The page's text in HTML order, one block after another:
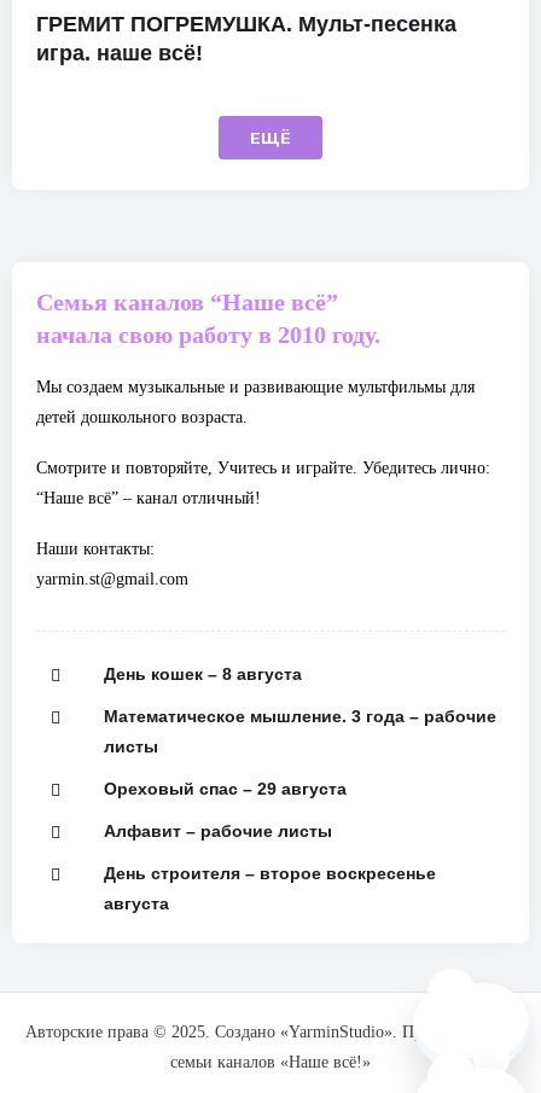
ГРЕМИТ ПОГРЕМУШКА. Мульт-песенка
игра. наше всё!
ЕЩЁ
Семья каналов “Наше всё”
начала свою работу в 2010 году.
Мы создаем музыкальные и развивающие мультфильмы для
детей дошкольного возраста.
Смотрите и повторяйте, Учитесь и играйте. Убедитесь лично:
“Наше всё” – канал отличный!
Наши контакты:
yarmin.st@gmail.com
День кошек – 8 августа
Математическое мышление. 3 года – рабочие
листы
Ореховый спас – 29 августа
Алфавит – рабочие листы
День строителя – второе воскресенье
августа
Авторские права © 2025. Создано «YarminStudio». При поддержке
семьи каналов «Наше всё!»